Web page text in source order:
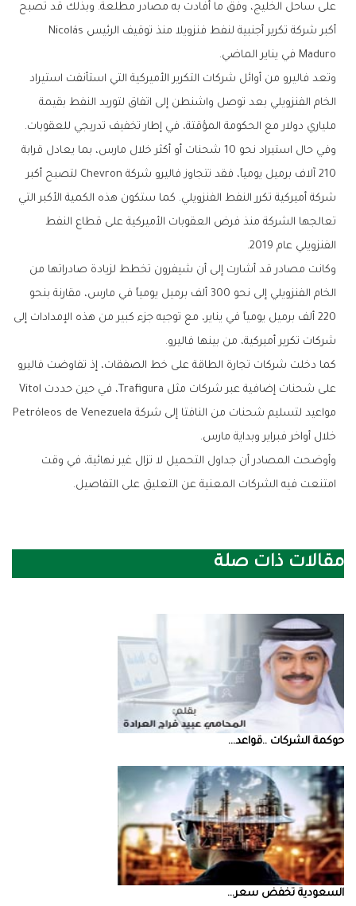
على ساحل الخليج، وفق ما أفادت به مصادر مطلعة. وبذلك قد تصبح
أكبر شركة تكرير أجنبية لنفط فنزويلا منذ توقيف الرئيس Nicolás
Maduro في يناير الماضي.
وتعد فاليرو من أوائل شركات التكرير الأميركية التي استأنفت استيراد
الخام الفنزويلي بعد توصل واشنطن إلى اتفاق لتوريد النفط بقيمة
ملياري دولار مع الحكومة المؤقتة، في إطار تخفيف تدريجي للعقوبات.
وفي حال استيراد نحو 10 شحنات أو أكثر خلال مارس، بما يعادل قرابة
210 آلاف برميل يومياً، فقد تتجاوز فاليرو شركة Chevron لتصبح أكبر
شركة أميركية تكرر النفط الفنزويلي. كما ستكون هذه الكمية الأكبر التي
تعالجها الشركة منذ فرض العقوبات الأميركية على قطاع النفط
الفنزويلي عام 2019.
وكانت مصادر قد أشارت إلى أن شيفرون تخطط لزيادة صادراتها من
الخام الفنزويلي إلى نحو 300 ألف برميل يومياً في مارس، مقارنة بنحو
220 ألف برميل يومياً في يناير، مع توجيه جزء كبير من هذه الإمدادات إلى
شركات تكرير أميركية، من بينها فاليرو.
كما دخلت شركات تجارة الطاقة على خط الصفقات، إذ تفاوضت فاليرو
على شحنات إضافية عبر شركات مثل Trafigura، في حين حددت Vitol
مواعيد لتسليم شحنات من النافتا إلى شركة Petróleos de Venezuela
خلال أواخر فبراير وبداية مارس.
وأوضحت المصادر أن جداول التحميل لا تزال غير نهائية، في وقت
امتنعت فيه الشركات المعنية عن التعليق على التفاصيل.
مقالات ذات صلة
حوكمة‭ ‬الشركات‭.. ‬قواعد‭ ...
السعودية‭ ‬تخفض‭ ‬سعر‭ ...